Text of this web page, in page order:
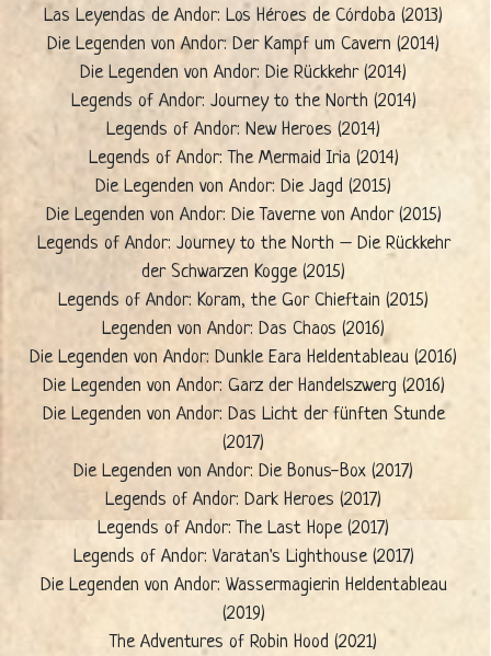
Las Leyendas de Andor: Los Héroes de Córdoba (2013)
Die Legenden von Andor: Der Kampf um Cavern (2014)
Die Legenden von Andor: Die Rückkehr (2014)
Legends of Andor: Journey to the North (2014)
Legends of Andor: New Heroes (2014)
Legends of Andor: The Mermaid Iria (2014)
Die Legenden von Andor: Die Jagd (2015)
Die Legenden von Andor: Die Taverne von Andor (2015)
Legends of Andor: Journey to the North – Die Rückkehr
der Schwarzen Kogge (2015)
Legends of Andor: Koram, the Gor Chieftain (2015)
Legenden von Andor: Das Chaos (2016)
Die Legenden von Andor: Dunkle Eara Heldentableau (2016)
Die Legenden von Andor: Garz der Handelszwerg (2016)
Die Legenden von Andor: Das Licht der fünften Stunde
(2017)
Die Legenden von Andor: Die Bonus-Box (2017)
Legends of Andor: Dark Heroes (2017)
Legends of Andor: The Last Hope (2017)
Legends of Andor: Varatan's Lighthouse (2017)
Die Legenden von Andor: Wassermagierin Heldentableau
(2019)
The Adventures of Robin Hood (2021)